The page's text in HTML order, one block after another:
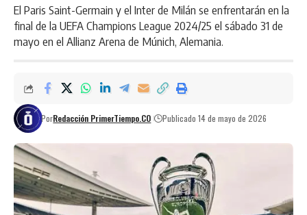
El Paris Saint-Germain y el Inter de Milán se enfrentarán en la
final de la UEFA Champions League 2024/25 el sábado 31 de
mayo en el Allianz Arena de Múnich, Alemania.
PorRedacción PrimerTiempo.CO Publicado 14 de mayo de 2026